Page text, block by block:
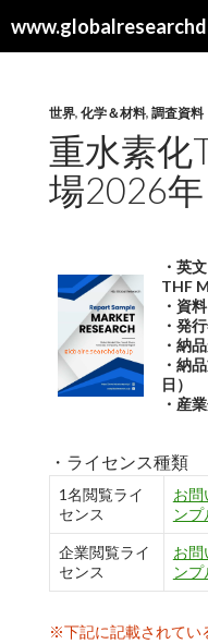
索
世界, 化学＆材料, 調査資料
重水素化
場2026年
・英
THF
・資
・発
・納
・納
日）
・産
・ライセンス種類
1名閲覧ライ
センス
お問
ンプ
企業閲覧ライ
センス
お問
ンプ
※下記に記載されてい